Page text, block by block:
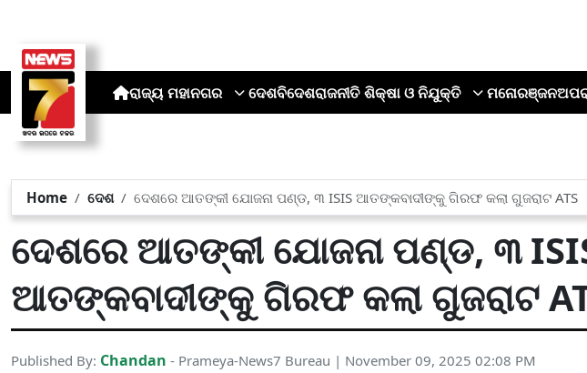
ରାଜ୍ୟ ମହାନଗର ଦେଶବିଦେଶରାଜନୀତି ଶିକ୍ଷା ଓ ନିଯୁକ୍ତି ମନୋରଞ୍ଜନ
Home ଦେଶ ଦେଶରେ ଆତଙ୍କୀ ଯୋଜନା ପଣ୍ଡ, ୩ ISIS ଆତଙ୍କବାଦୀଙ୍କୁ ଗିରଫ କଲା ଗୁଜରାଟ ATS
ଦେଶରେ ଆତଙ୍କୀ ଯୋଜନା ପଣ୍ଡ, ୩
ଆତଙ୍କବାଦୀଙ୍କୁ ଗିରଫ କଲା ଗୁଜରାଟ
Published By: Chandan - Prameya-News7 Bureau | November 09, 2025 02:08 PM